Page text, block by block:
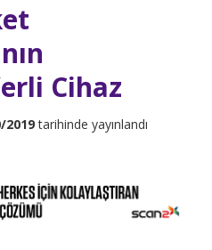
Cihaz
2019tarihinde yayınlandı